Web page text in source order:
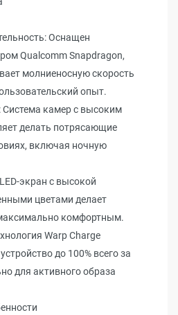
Оснащен
Qualcomm Snapdragon,
молниеносную скорость
опыт.
камер с высоким
делать потрясающие
включая ночную
экран с высокой
цветами делает
комфортным.
Warp Charge
до 100% всего за
для активного образа